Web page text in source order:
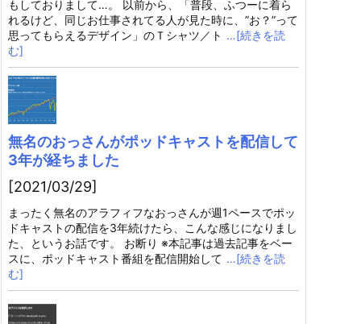
もしておりまして…。 以前から、「普段、ふつーに着ら
れるけど、同じお仕事されてる人が見た時に、”お？”って
思ってもらえるデザイン」のＴシャツ／ト …[続きを読
む]
無名のおっさんがポッドキャストを配信して
3年が経ちました
[2021/03/29]
まったく無名のアラフィフなおっさんが週1ペースでポッ
ドキャストの配信を3年続けたら、こんな感じになりまし
た、というお話です。 お断り ※本記事は過去記事をベー
スに、ポッドキャスト番組を配信開始して …[続きを読
む]